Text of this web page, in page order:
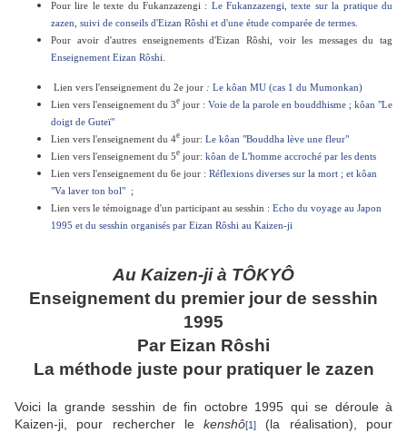
Pour lire le texte du Fukanzazengi : Le Fukanzazengi, texte sur la pratique du
zazen, suivi de conseils d'Eizan Rôshi et d'une étude comparée de termes
Pour avoir d'autres enseignements d'Eizan Rôshi, voir les messages du tag
Enseignement Eizan Rôshi
Lien vers l'enseignement du 2e jour : Le kôan MU (cas 1 du Mumonkan)
Lien vers l'enseignement du 3e jour : Voie de la parole en bouddhisme ; kôan "Le
doigt de Guteï"
Lien vers l'enseignement du 4e jour: Le kôan "Bouddha lève une fleur"
Lien vers l'enseignement du 5e jour: kôan de L'homme accroché par les dents
Lien vers l'enseignement du 6e jour : Réflexions diverses sur la mort ; et kôan
"Va laver ton bol" ;
Lien vers le témoignage d'un participant au sesshin : Echo du voyage au Japon
1995 et du sesshin organisés par Eizan Rôshi au Kaizen-ji
Au Kaizen-ji à TÔKYÔ
Enseignement du premier jour de sesshin
1995
Par Eizan Rôshi
La méthode juste pour pratiquer le zazen
Voici la grande sesshin de fin octobre 1995 qui se déroule à
Kaizen-ji, pour rechercher lekenshô[1]
(la réalisation), pour